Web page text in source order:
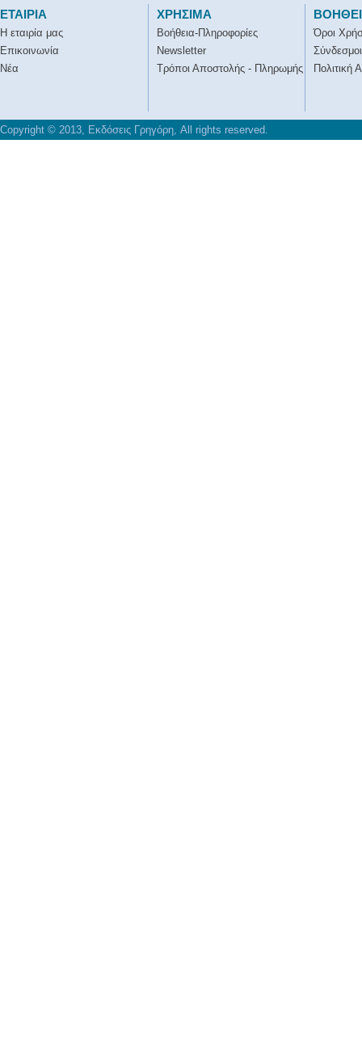
ΕΤΑΙΡΙΑ
Η εταιρία μας
Επικοινωνία
Νέα
ΧΡΗΣΙΜΑ
Βοήθεια-Πληροφορίες
Newsletter
Τρόποι Αποστολής - Πληρωμής
Όροι
Σύνδεσμοι
Πολιτική
Copyright © 2013, Εκδόσεις Γρηγόρη, All rights reserved.